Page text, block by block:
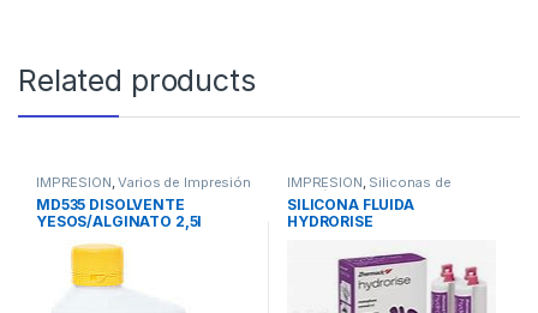
Related products
IMPRESION ,Varios de Impresión
MD535 DISOLVENTE
YESOS/ALGINATO 2,5l
IMPRESION Siliconas de
Adición
SILICONA FLUIDA
HYDRORISE